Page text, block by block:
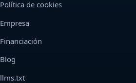
Política de cookies
Empresa
Financiación
Blog
llms.txt